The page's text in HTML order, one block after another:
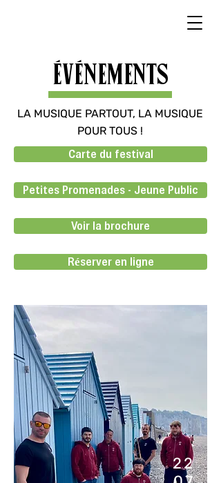
ÉVÉNEMENTS
LA MUSIQUE PARTOUT, LA MUSIQUE
POUR TOUS !
Carte du festival
Petites Promenades - Jeune Public
Voir la brochure
Réserver en ligne
22